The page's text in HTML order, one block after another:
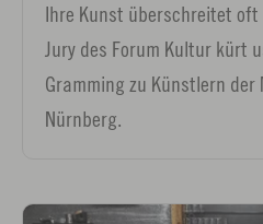
Ihre Kunst überschreitet oft
Jury des Forum Kultur kürt
Gramming zu Künstlern der
Nürnberg.